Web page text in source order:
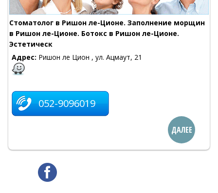
Стоматолог в Ришон ле-Ционе. Заполнение морщин
в Ришон ле-Ционе. Ботокс в Ришон ле-Ционе.
Эстетическ
Адрес: Ришон ле Цион , ул. Ацмаут, 21
052-9096019
ДАЛЕЕ